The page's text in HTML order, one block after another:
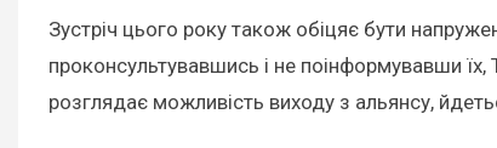
Зустріч цього року також обіцяє бути
проконсультувавшись і не поінформувавши
розглядає можливість виходу з альянсу,